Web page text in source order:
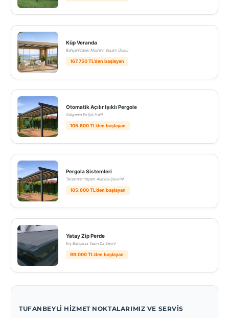
Küp Veranda
Bahçenizdeki Modern Yaşam Üssü!
167.750 TL’den başlayan
Otomatik Açılır Işıklı Pergole
Gölgenin En Şık Hali!
105.600 TL’den başlayan
Pergola Sistemleri
Terasınızı Yaşam Alanına Çevirin!
105.600 TL’den başlayan
Yatay Zip Perde
Kış Bahçeniz Yazın Da Serin!
99.000 TL’den başlayan
TUFANBEYLI HIZMET NOKTALARIMIZ VE SERVIS